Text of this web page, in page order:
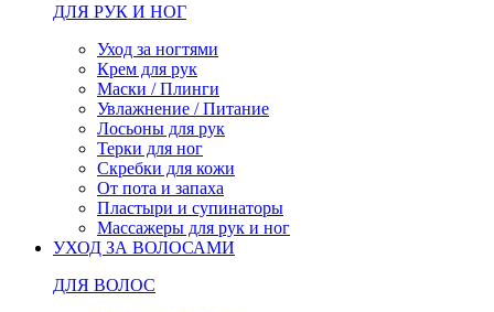
ДЛЯ РУК И НОГ
Уход за ногтями
Крем для рук
Маски / Плинги
Увлажнение / Питание
Лосьоны для рук
Терки для ног
Скребки для кожи
От пота и запаха
Пластыри и супинаторы
Массажеры для рук и ног
УХОД ЗА ВОЛОСАМИ
ДЛЯ ВОЛОС